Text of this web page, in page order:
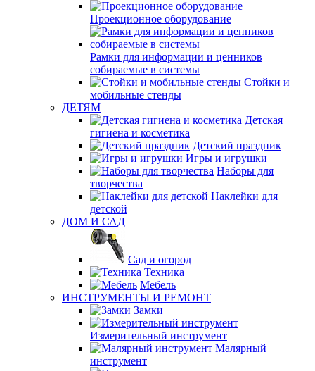
Проекционное оборудование
Рамки для информации и ценников
собираемые в системы
Стойки и
мобильные стенды
ДЕТЯМ
Детская
гигиена и косметика
Детский праздник
Игры и игрушки
Наборы для
творчества
Наклейки для
детской
ДОМ И САД
Сад и огород
Техника
Мебель
ИНСТРУМЕНТЫ И РЕМОНТ
Замки
Измерительный инструмент
Малярный
инструмент